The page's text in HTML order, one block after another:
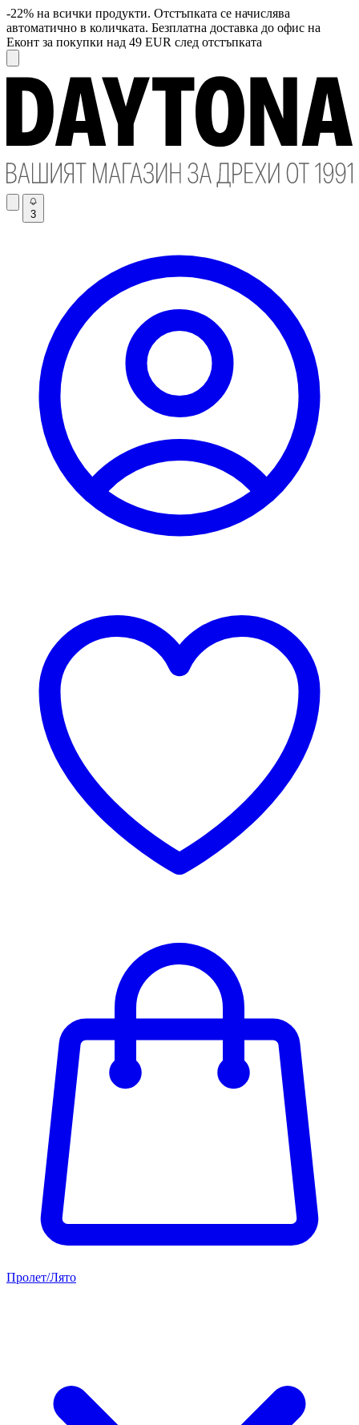
-22% на всички продукти. Отстъпката се начислява
автоматично в количката. Безплатна доставка до офис на
Еконт за покупки над 49 EUR след отстъпката
3
Пролет/Лято